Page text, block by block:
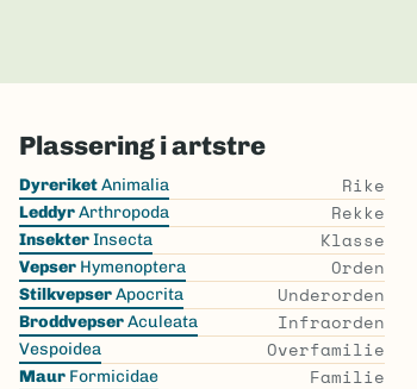
Plassering i artstre
Skip
the
list
DyreriketAnimalia Rike
LeddyrArthropoda Rekke
InsekterInsecta Klasse
Vepser Hymenoptera Orden
StilkvepserApocrita Underorden
BroddvepserAculeata Infraorden
Vespoidea Overfamilie
Maur Formicidae Familie